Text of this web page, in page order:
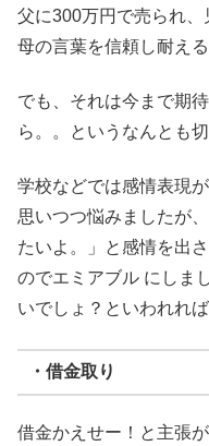
父に300万円で売られ、
母の言葉を信頼し耐え
でも、それは今まで期
ら。。というなんとも
学校などでは感情表現
思いつつ悩みましたが
たいよ。」と感情を出
のでエミアブル にしま
いでしょ？といわれれ
・借金取り
借金かえせー！と主張